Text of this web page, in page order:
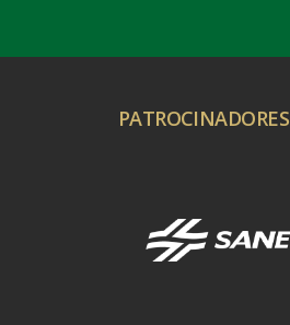
PATROCINADORES